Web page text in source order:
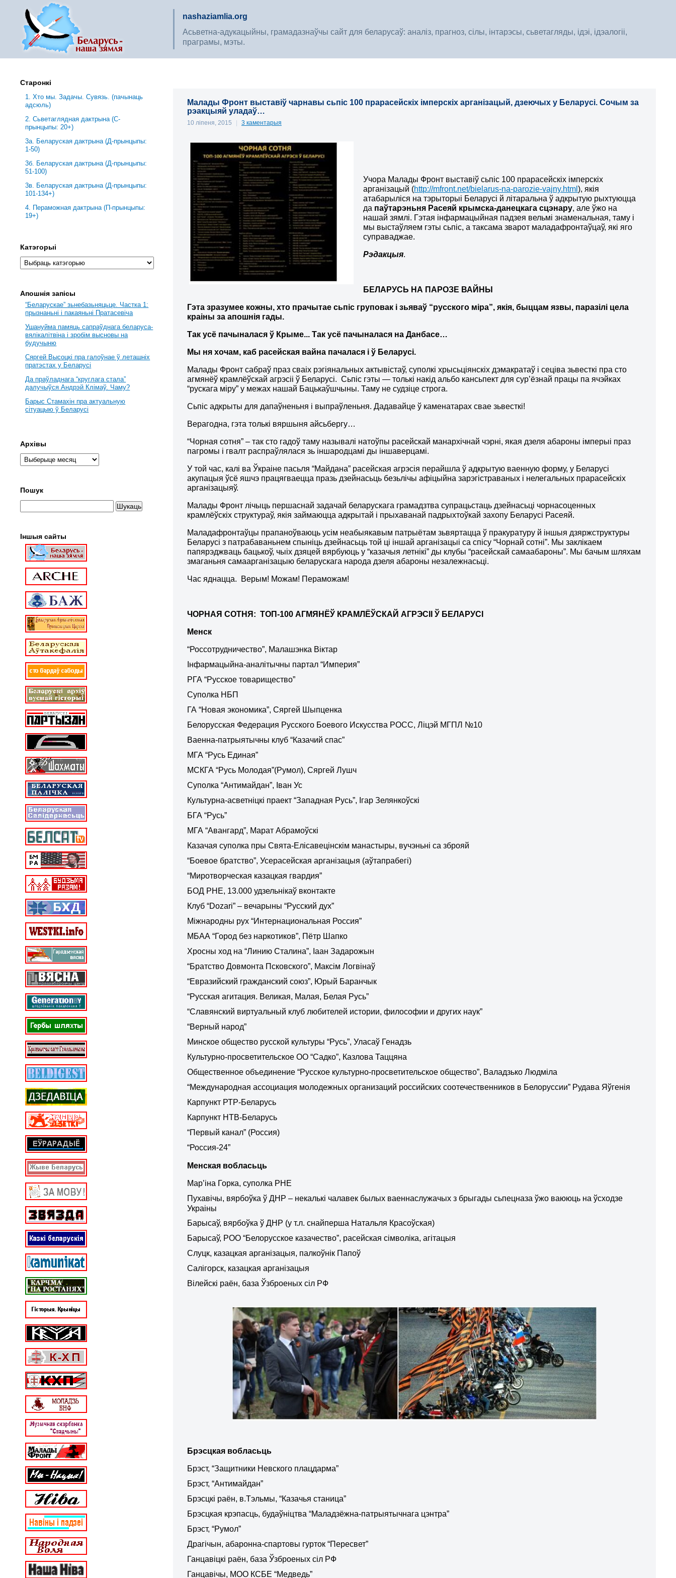
nashaziamlia.org
Асьветна-адукацыйны, грамадазнаўчы сайт для беларусаў: аналіз, прагноз, сілы, інтарэсы, сьветагляды, ідэі, ідэалогіі,
праграмы, мэты.
Малады Фронт выставіў чарнавы сьпіс 100 прарасейскіх імперскіх арганізацый, дзеючых у Беларусі. Сочым за
рэакцыяй уладаў…
10 ліпеня, 2015 | 3 каментарыя
Учора Малады Фронт выставіў сьпіс 100 прарасейскіх імперскіх
арганізацый (http://mfront.net/bielarus-na-parozie-vajny.html), якія
атабарыліся на тэрыторыі Беларусі й літаральна ў адкрытую рыхтуюцца
да паўтарэньня Расеяй крымска-данецкага сцэнару, але ўжо на
нашай зямлі. Гэтая інфармацыйная падзея вельмі знаменальная, таму і
мы выстаўляем гэты сьпіс, а таксама зварот маладафронтаўцаў, які яго
суправаджае.
Рэдакцыя.
БЕЛАРУСЬ НА ПАРОЗЕ ВАЙНЫ
Гэта зразумее кожны, хто прачытае сьпіс груповак і зьяваў “русского міра”, якія, быццам язвы, паразілі цела
краіны за апошнія гады.
Так усё пачыналася ў Крыме... Так усё пачыналася на Данбасе…
Мы ня хочам, каб расейская вайна пачалася іў Беларусі.
Малады Фронт сабраў праз сваіх рэгіянальных актывістаў, суполкі хрысьціянскіх дэмакратаў і сеціва зьвесткі пра сто
агмянёў крамлёўскай агрэсіі ў Беларусі. Сьпіс гэты — толькі накід альбо кансьпект для сур’ёзнай працы па ячэйках
“рускага міру” у межах нашай Бацькаўшчыны. Таму не судзіце строга.
Сьпіс адкрыты для дапаўненьня і выпраўленьня. Дадавайце ў каменатарах свае зьвесткі!
Верагодна, гэта толькі вяршыня айсьбергу…
“Чорная сотня” – так сто гадоў таму называлі натоўпы расейскай манархічнай чэрні, якая дзеля абароны імперыі праз
пагромы і гвалт распраўлялася зь іншародцамі ды іншаверцамі.
У той час, калі ва Ўкраіне пасьля “Майдана” расейская агрэсія перайшла ў адкрытую ваенную форму, у Беларусі
акупацыя ўсё яшчэ працягваецца празь дзейнасьць безьлічы афіцыйна зарэгістраваных і нелегальных прарасейскіх
арганізацыяў.
Малады Фронт лічыць першаснай задачай беларускага грамадзтва супрацьстаць дзейнасьці чорнасоценных
крамлёўскіх структураў, якія займаюцца адкрытай і прыхаванай падрыхтоўкай захопу Беларусі Расеяй.
Маладафронтаўцы прапаноўваюць усім неабыякавым патрыётам зьвяртацца ў пракуратуру й іншыя дзяржструктуры
Беларусі з патрабаваньнем спыніць дзейнасьць той ці іншай арганізацыі са спісу “Чорнай сотні”. Мы заклікаем
папярэджваць бацькоў, чыіх дзяцей вярбуюць у “казачыя летнікі” ды клубы “расейскай самаабароны”. Мы бачым шляхам
змаганьня самаарганізацыю беларускага народа дзеля абароны незалежнасьці.
Час яднацца. Верым! Можам! Пераможам!
ЧОРНАЯ СОТНЯ: ТОП-100 АГМЯНЁЎ КРАМЛЁЎСКАЙ АГРЭСІІ Ў БЕЛАРУСІ
Менск
“Россотрудничество”, Малашэнка Віктар
Інфармацыйна-аналітычны партал “Империя”
РГА “Русское товарищество”
Суполка НБП
ГА “Новая экономика”, Сяргей Шыпценка
Белорусская Федерация Русского Боевого Искусства РОСС, Ліцэй МГПЛ №10
Ваенна-патрыятычны клуб “Казачий спас”
МГА “Русь Единая”
МСКГА “Русь Молодая”(Румол), Сяргей Лушч
Суполка “Антимайдан”, Іван Ус
Культурна-асветніцкі праект “Западная Русь”, Ігар Зелянкоўскі
БГА “Русь”
МГА “Авангард”, Марат Абрамоўскі
Казачая суполка пры Свята-Елісавецінскім манастыры, вучэньні са зброяй
“Боевое братство”, Усерасейская арганізацыя (аўтапрабегі)
“Миротворческая казацкая гвардия”
БОД РНЕ, 13.000 удзельнікаў вконтакте
Клуб “Dozari” – вечарыны “Русский дух”
Міжнародны рух “Интернациональная Россия”
МБАА “Город без наркотиков”, Пётр Шапко
Хросны ход на “Линию Сталина”, Іаан Задарожын
“Братство Довмонта Псковского”, Максім Логвінаў
“Евразийский гражданский союз”, Юрый Баранчык
“Русская агитация. Великая, Малая, Белая Русь”
“Славянский виртуальный клуб любителей истории, философии и других наук”
“Верный народ”
Минское общество русской культуры “Русь”, Уласаў Генадзь
Культурно-просветительское ОО “Садко”, Казлова Таццяна
Общественное объединение “Русское культурно-просветительское общество”, Валадзько Людміла
“Международная ассоциация молодежных организаций российских соотечественников в Белоруссии” Рудава Яўгенія
Карпункт РТР-Беларусь
Карпункт НТВ-Беларусь
“Первый канал” (Россия)
“Россия-24”
Менская вобласьць
Мар’іна Горка, суполка РНЕ
Пухавічы, вярбоўка ў ДНР – некалькі чалавек былых ваеннаслужачых з брыгады сьпецназа ўжо ваююць на ўсходзе
Украіны
Барысаў, вярбоўка ў ДНР (у т.л. снайперша Натальля Красоўская)
Барысаў, РОО “Белорусское казачество”, расейская сімволіка, агітацыя
Слуцк, казацкая арганізацыя, палкоўнік Папоў
Салігорск, казацкая арганізацыя
Вілейскі раён, база Ўзброеных сіл РФ
Брэсцкая вобласьць
Брэст, “Защитники Невского плацдарма”
Брэст, “Антимайдан”
Брэсцкі раён, в.Тэльмы, “Казачья станица”
Брэсцкая крэпасць, будаўніцтва “Маладзёжна-патрыятычнага цэнтра”
Брэст, “Румол”
Драгічын, абаронна-спартовы гурток “Пересвет”
Ганцавіцкі раён, база Ўзброеных сіл РФ
Ганцавічы, МОО КСБЕ “Медведь”
Старонкі
1. Хто мы. Задачы. Сувязь. (пачынаць
адсюль)
2. Сьветаглядная дактрына (С-
прынцыпы: 20+)
3a. Беларуская дактрына (Д-прынцыпы:
1-50)
3б. Беларуская дактрына (Д-прынцыпы:
51-100)
3в. Беларуская дактрына (Д-прынцыпы:
101-134+)
4. Пераможная дактрына (П-прынцыпы:
19+)
Катэгорыі
Апошнія запісы
“Беларускае” зьнебазьняцьце. Частка 1:
прызнаньні і пакаяньні Пратасевіча
Ушануйма памяць сапраўднага беларуса-
вялікалітвіна і зробім высновы на
будучыню
Сяргей Высоцкі пра галоўнае ў леташніх
пратэстах у Беларусі
Да праўладнага “круглага стала”
далучыўся Андрэй Клімаў. Чаму?
Барыс Стамахін пра актуальную
сітуацыю ў Беларусі
Архівы
Пошук
Іншыя сайты